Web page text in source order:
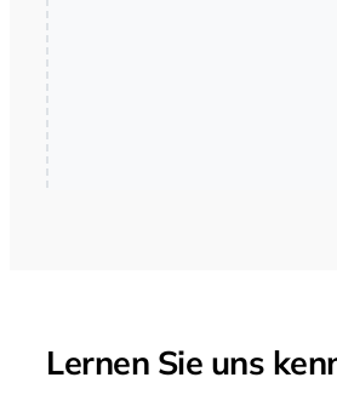
Lernen Sie uns